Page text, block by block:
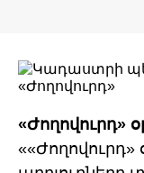
«Ժողովուրդ»